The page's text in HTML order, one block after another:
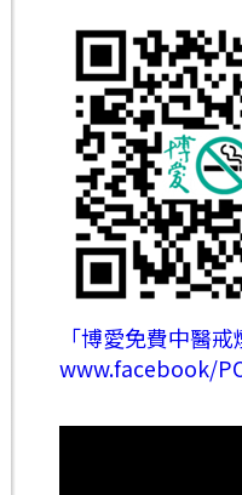
「博愛免費中醫
www.facebook/